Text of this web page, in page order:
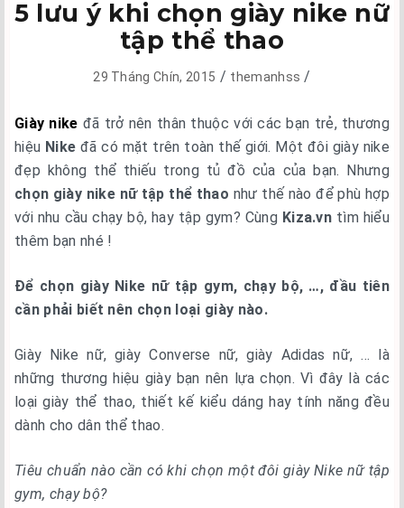
5 lưu ý khi chọn giày nike nữ
tập thể thao
29 Tháng Chín, 2015 / themanhss /
Giày nike đã trở nên thân thuộc với các bạn trẻ, thương
hiệu Nike đã có mặt trên toàn thế giới. Một đôi giày nike
đẹp không thể thiếu trong tủ đồ của của bạn. Nhưng
chọn giày nike nữ tập thể thao như thế nào để phù hợp
với nhu cầu chạy bộ, hay tập gym? Cùng Kiza.vn tìm hiểu
thêm bạn nhé !
Để chọn giày Nike nữ tập gym, chạy bộ, …, đầu tiên
cần phải biết nên chọn loại giày nào.
Giày Nike nữ, giày Converse nữ, giày Adidas nữ, … là
những thương hiệu giày bạn nên lựa chọn. Vì đây là các
loại giày thể thao, thiết kế kiểu dáng hay tính năng đều
dành cho dân thể thao.
Tiêu chuẩn nào cần có khi chọn một đôi giày Nike nữ tập
gym, chạy bộ?